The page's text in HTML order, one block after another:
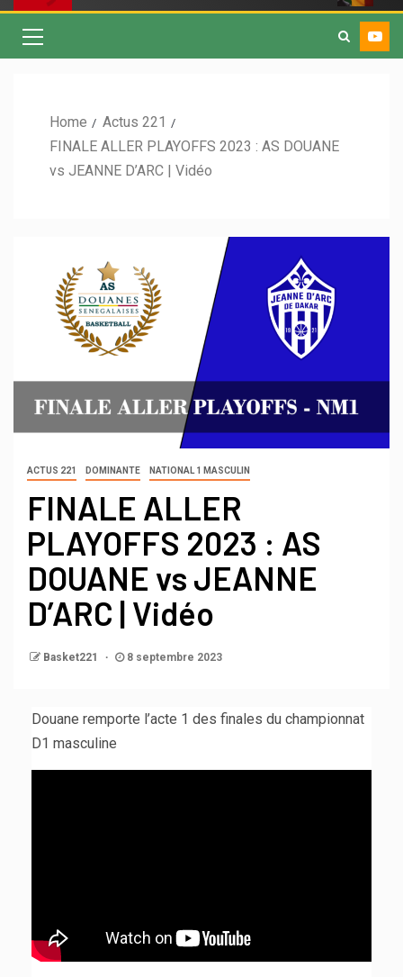
Home
Actus 221
FINALE ALLER PLAYOFFS 2023 : AS DOUANE
vs JEANNE D’ARC | Vidéo
ACTUS 221 DOMINANTE NATIONAL 1 MASCULIN
FINALE ALLER
PLAYOFFS 2023 : AS
DOUANE vs JEANNE
D’ARC | Vidéo
Basket221 8 septembre 2023
Douane remporte l’acte 1 des finales du championnat
D1 masculine